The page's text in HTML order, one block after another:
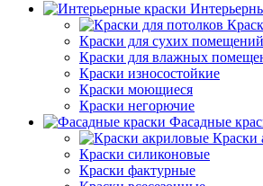
Краски для сухих помещений
Краски для влажных
Краски износостойкие
Краски моющиеся
Краски негорючие
Фасадные
Краски
Краски силиконовые
Краски фактурные